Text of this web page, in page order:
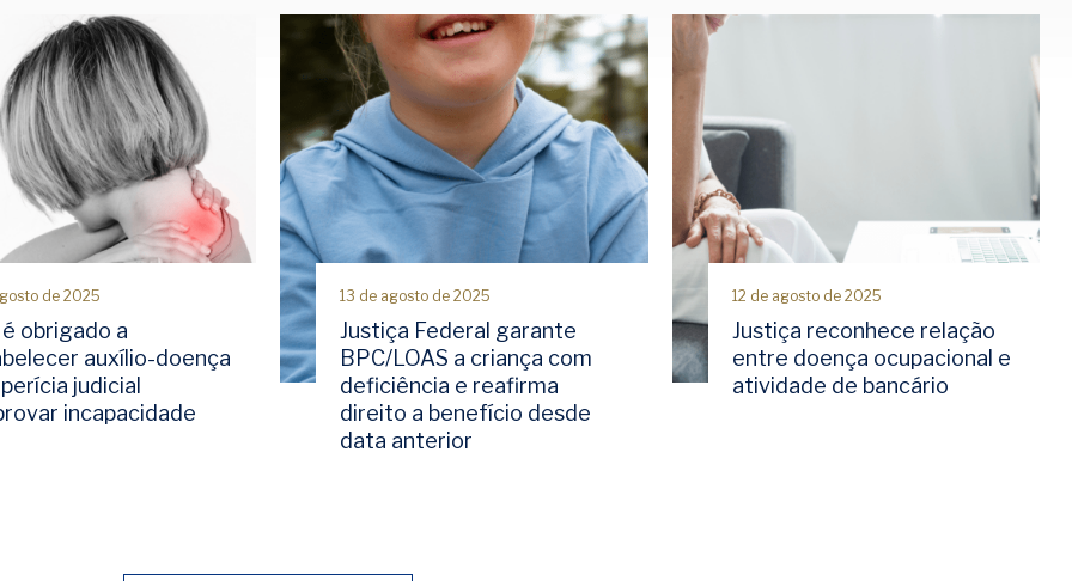
de 2025
obrigado a
auxílio-doença
judicial
incapacidade
13 de agosto de 2025
Justiça Federal garante
BPC/LOAS a criança com
deficiência e reafirma
direito a benefício desde
data anterior
12 de agosto de 2025
Justiça reconhece relação
entre doença ocupacional e
atividade de bancário